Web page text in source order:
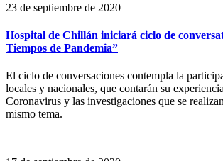
23 de septiembre de 2020
Hospital de Chillán iniciará ciclo de
Tiempos de Pandemia”
El ciclo de conversaciones contempla la
locales y nacionales, que contarán su
Coronavirus y las investigaciones que se
mismo tema.